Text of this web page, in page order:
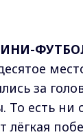
за
То есть
лёгкая